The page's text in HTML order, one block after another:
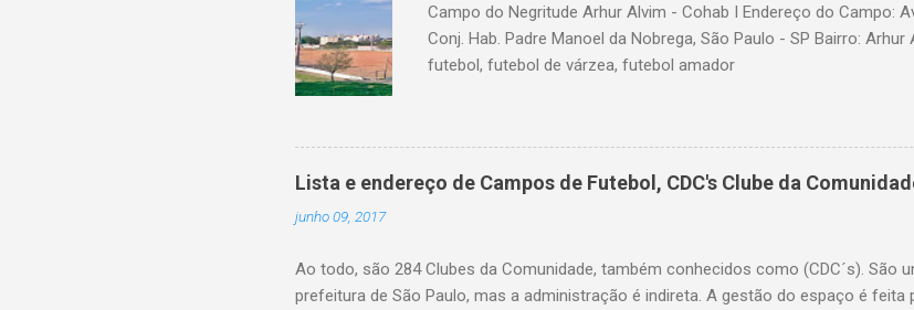
Campo do Negritude Arhur Alvim - Cohab I Endereço do Campo:
Conj. Hab. Padre Manoel da Nobrega, São Paulo - SP Bairro:
futebol, futebol de várzea, futebol amador
Lista e endereço de Campos de Futebol, CDC's Clube da
junho 09, 2017
Ao todo, são 284 Clubes da Comunidade, também conhecidos como (CDC´s). São
prefeitura de São Paulo, mas a administração é indireta. A gestão do espaço é feita